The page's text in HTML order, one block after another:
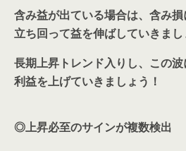
含み益が出ている場合は、含み
立ち回って益を伸ばしていきまし
長期上昇トレンド入りし、この
利益を上げていき ましょう！
◎上昇必至のサインが複数検出